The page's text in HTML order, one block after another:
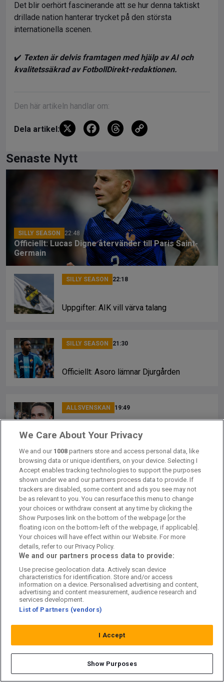
Det blir oerhört fascinerande att se hur denna taktiskt
drillade nation hanterar trycket på den största
internationella scenen.
✔️ Texten är delvis framtagen med hjälp av AI och
kvalitetssäkrad av FotbollDirekt-redaktionen.
Den här artikeln handlar om:
Dela artikel: X
F
b
o
o
k
T
a
d
s
Li
n
k
Senaste Nytt
SILLY SEASON 22:48
Officiellt: Lucas Digne återvänder till Paris Saint-
Germain
SILLY SEASON 22:18
Uppgifter: AIK vill värva talang
SILLY SEASON 21:30
Officiellt: Asoro lämnar Djurgården
ALLSVENSKAN 19:49
klubb
ALLSVENSKAN 19:39
Erkänner – då hade det aldrig blivit
långvarigt i Hammarby
Ansvarig utgivare & chefredaktör
We Care About Your Privacy
We and our 1008 partners store and access personal data, like
browsing data or unique identifiers, on your device. Selecting I
Accept enables tracking technologies to support the purposes
shown under we and our partners process data to provide. If
trackers are disabled, some content and ads you see may not
be as relevant to you. You can resurface this menu to change
your choices or withdraw consent at any time by clicking the
Show Purposes link on the bottom of the webpage [or the
floating icon on the bottom-left of the webpage, if applicable].
Your choices will have effect within our Website. For more
details, refer to our Privacy Policy.
We and our partners process data to provide:
Use precise geolocation data. Actively scan device
characteristics for identification. Store and/or access
information on a device. Personalised advertising and content,
advertising and content measurement, audience research and
services development.
List of Partners (vendors)
I Accept
Show Purposes